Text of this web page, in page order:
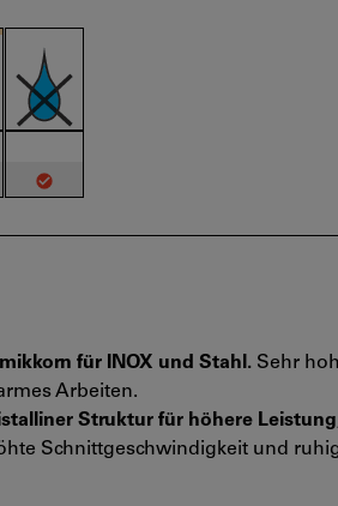
für INOX und Stahl. Sehr
Arbeiten.
Struktur für höhere
Schnittgeschwindigkeit und